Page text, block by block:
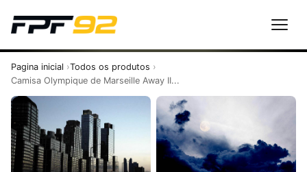
Pagina inicial
Todos os produtos
Camisa Olympique de Marseille Away II...